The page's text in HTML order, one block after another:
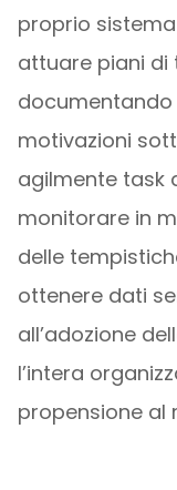
proprio
attuare piani di
documentando
motivazioni
agilmente task
monitorare in
delle
ottenere dati
all’adozione
l’intera
propensione al